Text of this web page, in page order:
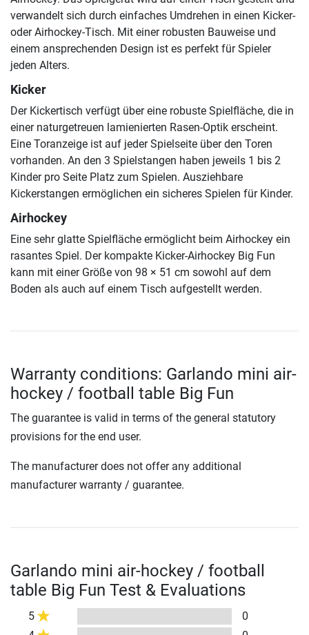
verwandelt sich durch einfaches Umdrehen in einen Kicker-
oder Airhockey-Tisch. Mit einer robusten Bauweise und
einem ansprechenden Design ist es perfekt für Spieler
jeden Alters.
Kicker
Der Kickertisch verfügt über eine robuste Spielfläche, die in
einer naturgetreuen lamienierten Rasen-Optik erscheint.
Eine Toranzeige ist auf jeder Spielseite über den Toren
vorhanden. An den 3 Spielstangen haben jeweils 1 bis 2
Kinder pro Seite Platz zum Spielen. Ausziehbare
Kickerstangen ermöglichen ein sicheres Spielen für Kinder.
Airhockey
Eine sehr glatte Spielfläche ermöglicht beim Airhockey ein
rasantes Spiel. Der kompakte Kicker-Airhockey Big Fun
kann mit einer Größe von 98 × 51 cm sowohl auf dem
Boden als auch auf einem Tisch aufgestellt werden.
Warranty conditions: Garlando mini air-
hockey / football table Big Fun
The guarantee is valid in terms of the general statutory
provisions for the end user.
The manufacturer does not offer any additional
manufacturer warranty / guarantee.
Garlando mini air-hockey / football
table Big Fun Test & Evaluations
5
0